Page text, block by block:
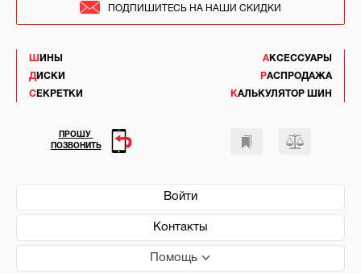
ШИНЫ
ДИСКИ
СЕКРЕТКИ
АКСЕССУАРЫ
РАСПРОДАЖА
КАЛЬКУЛЯТОР ШИН
Войти
Контакты
Помощь
ПОДПИШИТЕСЬ НА НАШИ СКИДКИ
ПРОШУ
ПОЗВОНИТЬ